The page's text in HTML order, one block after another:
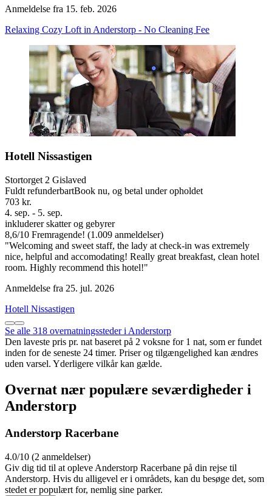
Anmeldelse fra 15. feb. 2026
Relaxing Cozy Loft in Anderstorp - No Cleaning Fee
Hotell Nissastigen
Stortorget 2 Gislaved
Fuldt refunderbartBook nu, og betal under opholdet
703 kr.
4. sep. - 5. sep.
inkluderer skatter og gebyrer
8,6/10 Fremragende! (1.009 anmeldelser)
"Welcoming and sweet staff, the lady at check-in was extremely
nice, helpful and accomodating! Really great breakfast, clean hotel
room. Highly recommend this hotel!"
Anmeldelse fra 25. jul. 2026
Hotell Nissastigen
Se alle 318 overnatningssteder i Anderstorp
Den laveste pris pr. nat baseret på 2 voksne for 1 nat, som er fundet
inden for de seneste 24 timer. Priser og tilgængelighed kan ændres
uden varsel. Yderligere vilkår kan gælde.
Overnat nær populære seværdigheder i
Anderstorp
Anderstorp Racerbane
4.0/10 (2 anmeldelser)
Giv dig tid til at opleve Anderstorp Racerbane på din rejse til
Anderstorp. Hvis du alligevel er i områdets, kan du besøge det, som
stedet er populært for, nemlig sine parker.